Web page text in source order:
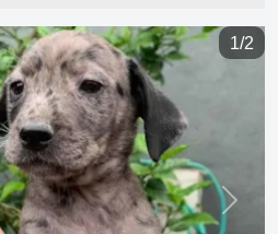
1/2
Next